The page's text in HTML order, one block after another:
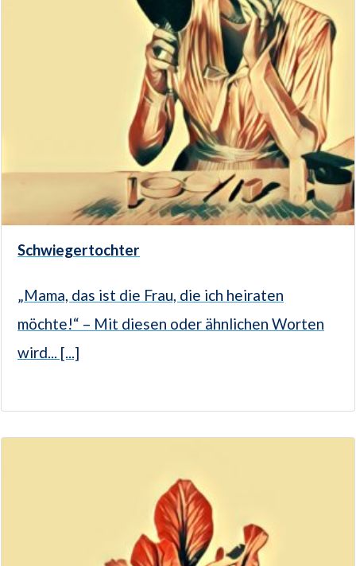
Schwiegertochter
„Mama, das ist die Frau, die ich heiraten
möchte!“ – Mit diesen oder ähnlichen Worten
wird... [...]